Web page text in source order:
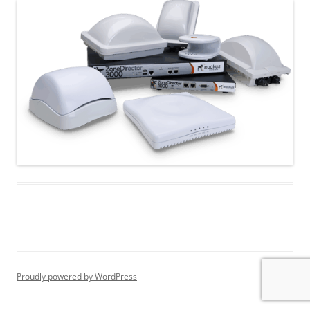
Proudly powered by WordPress